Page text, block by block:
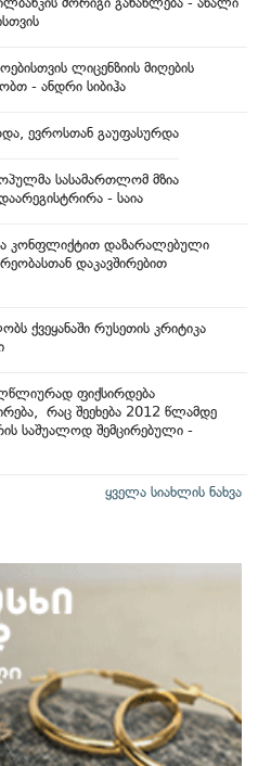
ლიცენზიის მიღების
- ანდრი სიბიჰა
ევროსთან გაუფასურდა
სასამართლომ მზია
- საია
კონფლიქტით დაზარალებული
დაკავშირებით
ქვეყანაში რუსეთის კრიტიკა
ფიქსირდება
რაც შეეხება 2012 წლამდე
საშუალოდ შემცირებული -
ყველა სიახლის ნახვა